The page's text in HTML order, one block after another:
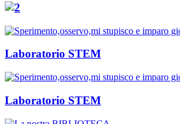
Laboratorio STEM
Laboratorio STEM